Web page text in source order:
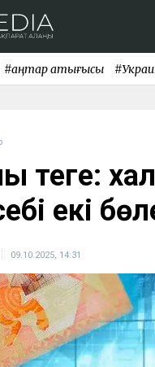
#қаңтар қақтығысы
теңге:
екі
09.10.2025, 14:31